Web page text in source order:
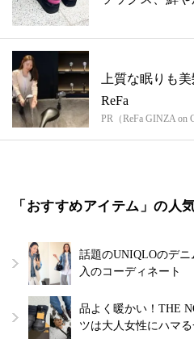
上質な眠りも
ReFa
PR（ReFa GINZA on
「おすすめアイテム」の人
話題のUNIQLOのデ
入のコーディネート
品よく暖かい！THE
ツは大人女性にハマる